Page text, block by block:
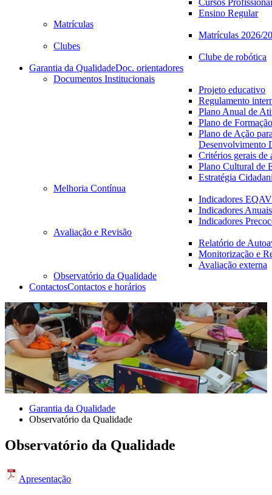
Cursos
Ensino Regular
Matrículas
Matrículas 2026/
Clubes
Clube de robótica
Garantia da QualidadeDoc. orientadores
Documentos Institucionais
Projeto educativo
Regulamento
Plano Anual de
Plano de Formação
Plano de Ação
Desenvolvimento
Critérios gerais de
Plano Cultural de
Estratégia
Melhoria Contínua
Indicadores
Indicadores Anuais
Indicadores
Avaliação e Revisão
Relatório de
Monitorização e
Avaliação externa
Observatório da Qualidade
ContactosContactos e horários
Garantia da Qualidade
Observatório da Qualidade
Observatório da Qualidade
Apresentação